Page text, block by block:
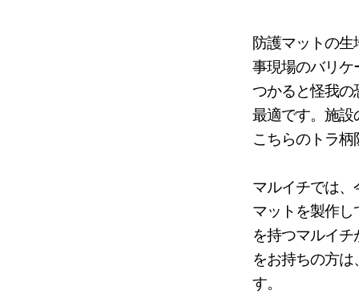
防護マットの
事現場のバリケ
つかると怪我
最適です。施設
こちらのトラ
マルイチでは
マットを製作
を持つマルイ
をお持ちの方
す。